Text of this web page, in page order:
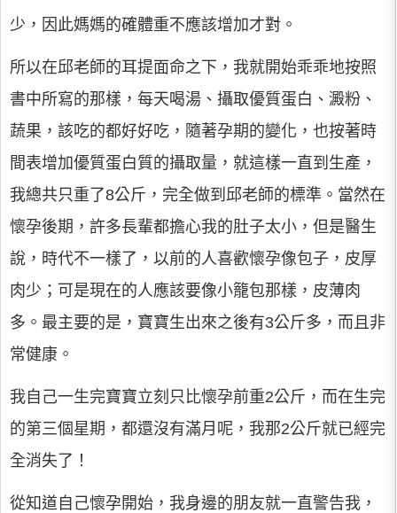
少，因此媽媽的確體重不應該增加才對。
所以在邱老師的耳提面命之下，我就開始乖乖地按照
書中所寫的那樣，每天喝湯、攝取優質蛋白、澱粉、
蔬果，該吃的都好好吃，隨著孕期的變化，也按著時
間表增加優質蛋白質的攝取量，就這樣一直到生產，
我總共只重了8公斤，完全做到邱老師的標準。當然在
懷孕後期，許多長輩都擔心我的肚子太小，但是醫生
說，時代不一樣了，以前的人喜歡懷孕像包子，皮厚
肉少；可是現在的人應該要像小籠包那樣，皮薄肉
多。最主要的是，寶寶生出來之後有3公斤多，而且非
常健康。
我自己一生完寶寶立刻只比懷孕前重2公斤，而在生完
的第三個星期，都還沒有滿月呢，我那2公斤就已經完
全消失了！
從知道自己懷孕開始，我身邊的朋友就一直警告我，